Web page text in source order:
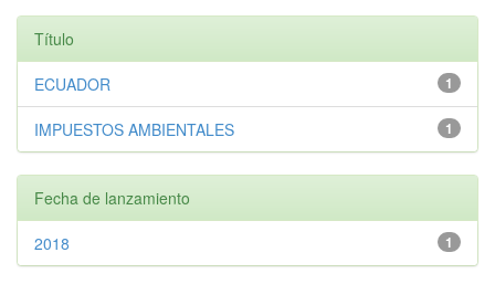
Título
1
ECUADOR
1
IMPUESTOS AMBIENTALES
Fecha de lanzamiento
1
2018